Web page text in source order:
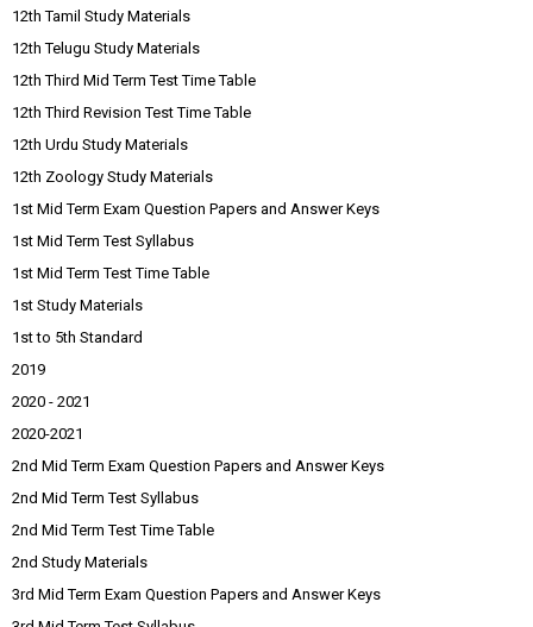
12th Tamil Study Materials
12th Telugu Study Materials
12th Third Mid Term Test Time Table
12th Third Revision Test Time Table
12th Urdu Study Materials
12th Zoology Study Materials
1st Mid Term Exam Question Papers and Answer Keys
1st Mid Term Test Syllabus
1st Mid Term Test Time Table
1st Study Materials
1st to 5th Standard
2019
2020 - 2021
2020-2021
2nd Mid Term Exam Question Papers and Answer Keys
2nd Mid Term Test Syllabus
2nd Mid Term Test Time Table
2nd Study Materials
3rd Mid Term Exam Question Papers and Answer Keys